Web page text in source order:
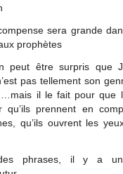
sera grande
prophètes
surpris que
pas tellement son
il le fait pour que
qu’ils prennent en
qu’ils ouvrent les
phrases, il y a un